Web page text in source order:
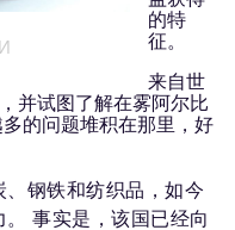
的特
征。
来自世
并试图了解在雾阿尔比
的问题堆积在那里，好
钢铁和纺织品，如今
事实是，该国已经向